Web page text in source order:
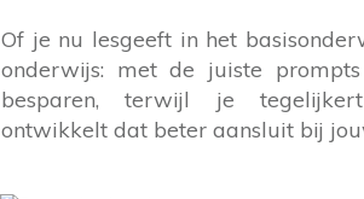
Of je nu lesgeeft in het
onderwijs: met de juiste
besparen, terwijl je
ontwikkelt dat beter aansluit bij